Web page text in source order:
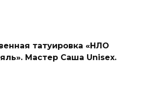
татуировка «НЛО
Мастер Саша Unisex.